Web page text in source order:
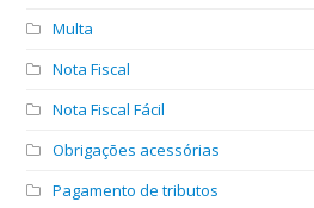
Multa
Nota Fiscal
Nota Fiscal Fácil
Obrigações acessórias
Pagamento de tributos